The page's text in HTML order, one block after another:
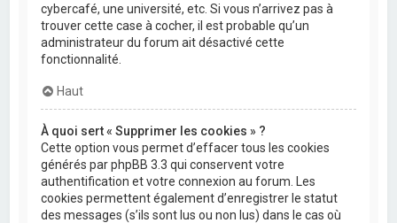
cybercafé, une université, etc. Si vous n’arrivez pas à
trouver cette case à cocher, il est probable qu’un
administrateur du forum ait désactivé cette
fonctionnalité.
Haut
À quoi sert « Supprimer les cookies » ?
Cette option vous permet d’effacer tous les cookies
générés par phpBB 3.3 qui conservent votre
authentification et votre connexion au forum. Les
cookies permettent également d’enregistrer le statut
des messages (s’ils sont lus ou non lus) dans le cas où